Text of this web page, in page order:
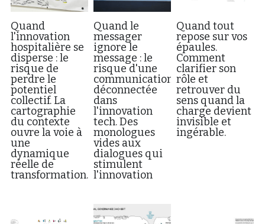
Quand
l'innovation
hospitalière se
disperse : le
risque de
perdre le
potentiel
collectif. La
cartographie
du contexte
ouvre la voie à
une
dynamique
réelle de
transformation.
Quand le
messager
ignore le
message : le
risque d'une
communication
déconnectée
dans
l'innovation
tech. Des
monologues
vides aux
dialogues qui
stimulent
l'innovation
Quand tout
repose sur vos
épaules.
Comment
clarifier son
rôle et
retrouver du
sens quand la
charge devient
invisible et
ingérable.